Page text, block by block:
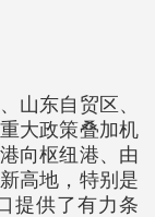
山东自贸区、
大政策叠加机
向枢纽港、由
高地，特别是
提供了有力条